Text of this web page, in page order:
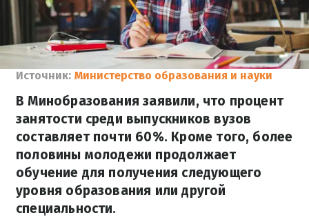
Источник: Министерство образования и науки
В Минобразования заявили, что процент
занятости среди выпускников вузов
составляет почти 60%. Кроме того, более
половины молодежи продолжает
обучение для получения следующего
уровня образования или другой
специальности.